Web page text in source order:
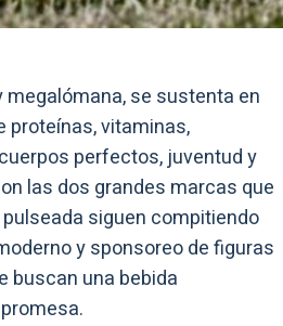
megalómana, se sustenta en
proteínas, vitaminas,
perfectos, juventud y
las dos grandes marcas que
siguen compitiendo
y sponsoreo de figuras
buscan una bebida